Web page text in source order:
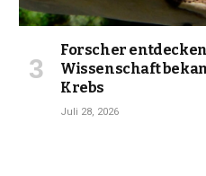
Forscher
Wissenschaft
Krebs
Juli 28, 2026